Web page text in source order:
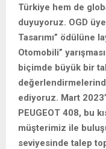
Türkiye hem de
duyuyoruz. OGD
Tasarımı” ödülüne
Otomobili”
biçimde büyük bir
ediyoruz. Mart
PEUGEOT 408, bu
müşterimiz ile
seviyesinde talep